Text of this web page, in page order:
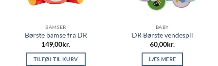
BAMSER
Børste bamse fra DR
149,00kr.
TILFØJ TIL KURV
BABY
DR Børste vendespil
60,00kr.
LÆS MERE